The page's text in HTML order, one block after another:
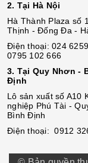
2. Tại Hà Nội
Hà Thành Plaza số
Thịnh - Đống Đa -
Điện thoại: 024
0795 102 666
3. Tại Quy Nhơn -
Định
Lô sản xuất số A10
nghiệp Phú Tài -
Bình Định
Điện thoại: 0912